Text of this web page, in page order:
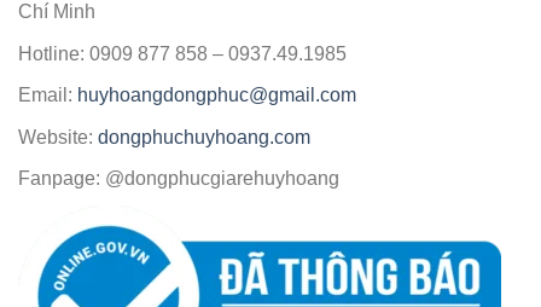
Chí Minh
Hotline: 0909 877 858 – 0937.49.1985
Email: huyhoangdongphuc@gmail.com
Website: dongphuchuyhoang.com
Fanpage: @dongphucgiarehuyhoang